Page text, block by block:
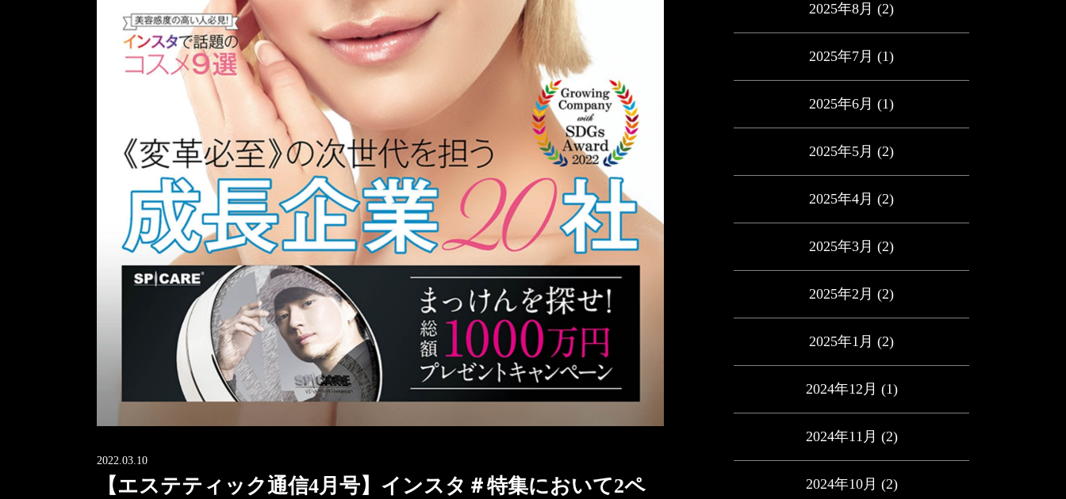
2022.03.10
【エステティック通信4月号】インスタ＃特集において2ペ
2025年8月 (2)
2025年7月 (1)
2025年6月 (1)
2025年5月 (2)
2025年4月 (2)
2025年3月 (2)
2025年2月 (2)
2025年1月 (2)
2024年12月 (1)
2024年11月 (2)
2024年10月 (2)